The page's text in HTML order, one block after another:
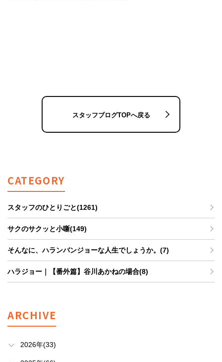
スタッフブログTOPへ戻る
CATEGORY
スタッフのひとりごと(1261)
サクのサクッと小噺(149)
そんなに、ハランバンジョーな人生でしょうか。(7)
ハラジョー｜【番外篇】谷川あかねの場合(8)
ARCHIVE
2026年(33)